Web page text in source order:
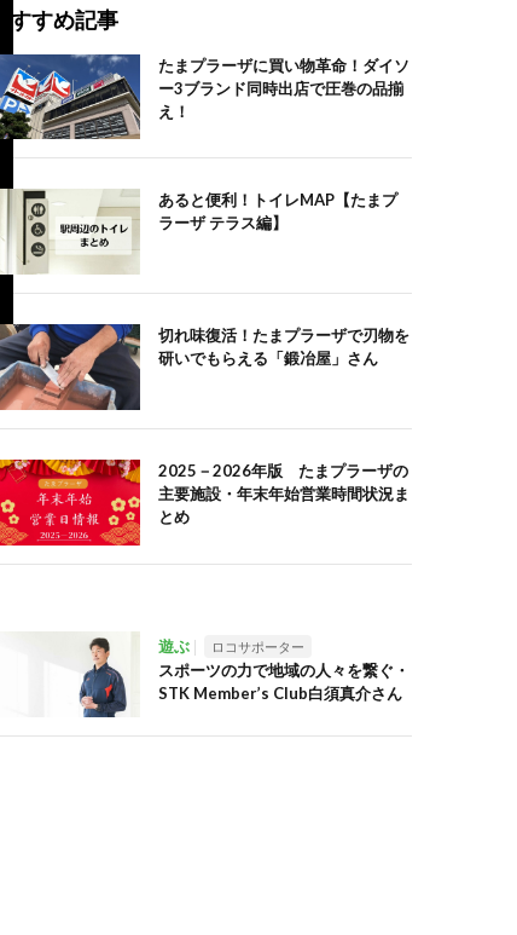
おすすめ記事
たまプラーザに買い物革命！ダイソ
ー3ブランド同時出店で圧巻の品揃
え！
あると便利！トイレMAP【たまプ
ラーザ テラス編】
切れ味復活！たまプラーザで刃物を
研いでもらえる「鍛冶屋」さん
2025－2026年版 たまプラーザの
主要施設・年末年始営業時間状況ま
とめ
遊ぶ ロコサポーター
スポーツの力で地域の人々を繋ぐ・
STK Member’s Club白須真介さん